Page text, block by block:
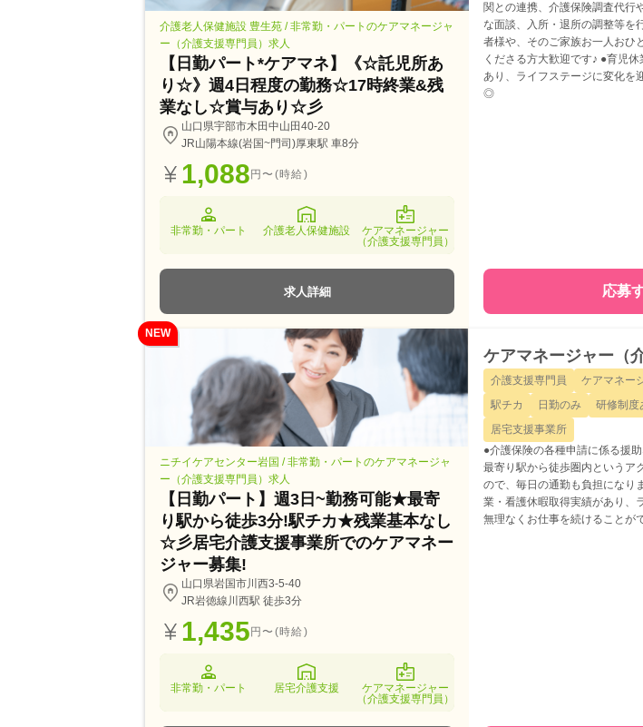
介護老人保健施設 豊生苑 / 非常勤・パートのケアマネージャ
ー（介護支援専門員）求人
【日勤パート*ケアマネ】《☆託児所あ
り☆》週4日程度の勤務☆17時終業&残
業なし☆賞与あり☆彡
山口県宇部市木田中山田40-20
JR山陽本線(岩国~門司)厚東駅 車8分
1,088円〜(時給)
非常勤・パート 介護老人保健施設
ケアマネージャー
（介護支援専門員）
求人詳細
関との連携、介護保険調査代行
な面談、入所・退所の調整等を
者様や、そのご家族お一人おひ
くださる方大歓迎です♪ ●育児
あり、ライフステージに変化を
◎
応募
NEW
ニチイケアセンター岩国 / 非常勤・パートのケアマネージャ
ー（介護支援専門員）求人
【日勤パート】週3日~勤務可能★最寄
り駅から徒歩3分!駅チカ★残業基本なし
☆彡居宅介護支援事業所でのケアマネー
ジャー募集!
山口県岩国市川西3-5-40
JR岩徳線川西駅 徒歩3分
1,435円〜(時給)
非常勤・パート 居宅介護支援
ケアマネージャー
（介護支援専門員）
ケアマネージャー（
介護支援専門員 ケアマネー
駅チカ
日勤のみ 研修制度
居宅支援事業所
●介護保険の各種申請に係る援
最寄り駅から徒歩圏内というア
ので、毎日の通勤も負担になり
業・看護休暇取得実績があり、
無理なくお仕事を続けることが